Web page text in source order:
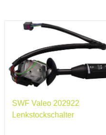
SWF Valeo 202922
Lenkstockschalter